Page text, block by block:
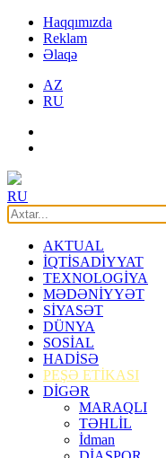
Haqqımızda
Reklam
Əlaqə
AZ
RU
RU
AKTUAL
İQTİSADİYYAT
TEXNOLOGİYA
MƏDƏNİYYƏT
SİYASƏT
DÜNYA
SOSİAL
HADİSƏ
PEŞƏ ETİKASI
DİGƏR
MARAQLI
TƏHLİL
İdman